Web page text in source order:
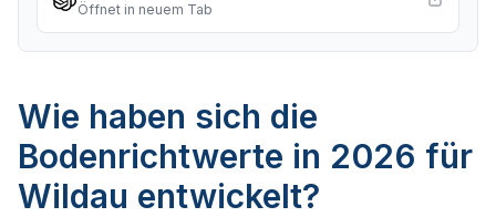
Öffnet in neuem Tab
Wie haben sich die
Bodenrichtwerte in 2026 für
Wildau entwickelt?